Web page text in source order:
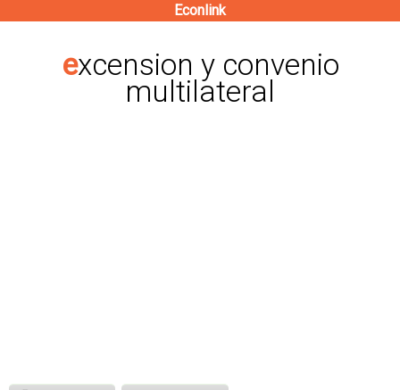
contenido
principal
Econlink
excension y convenio
multilateral